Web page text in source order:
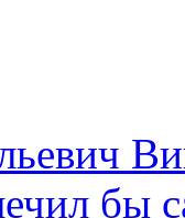
бы